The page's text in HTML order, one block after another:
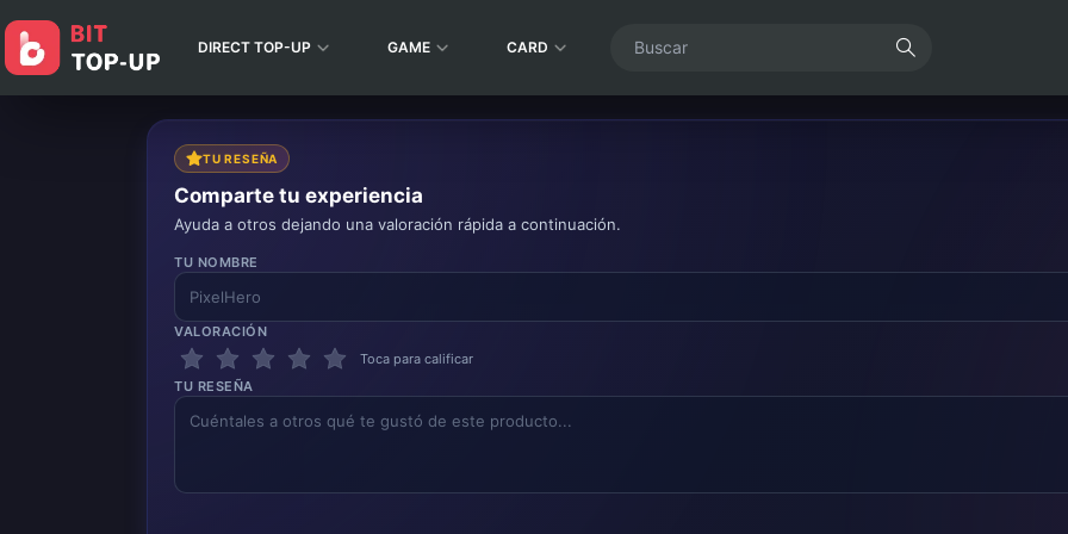
DIRECT TOP-UP GAME CARD
TU RESEÑA
Comparte tu experiencia
Ayuda a otros dejando una valoración rápida a continuación.
TU NOMBRE
VALORACIÓN
Toca para calificar
TU RESEÑA